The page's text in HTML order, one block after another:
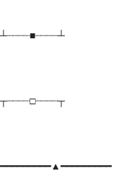
┴┈┈┈┈■┈┈┈┈┴
┬┈┈┈┈□┈┈┈┈┬
━━━━━━━━━▲━━━━━━━━━